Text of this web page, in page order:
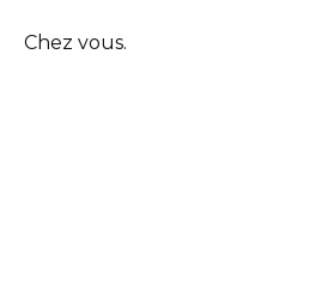
Chez vous.